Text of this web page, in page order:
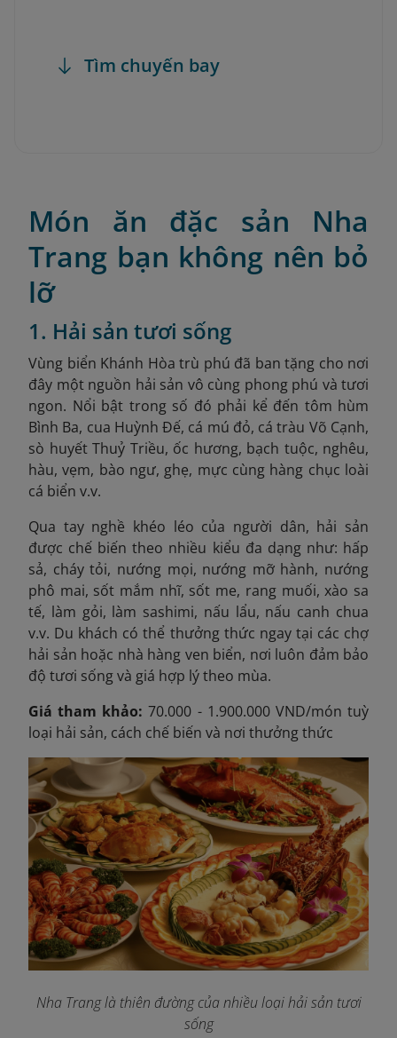
Tìm chuyến bay
Món ăn đặc sản Nha
Trang bạn không nên bỏ
lỡ
1. Hải sản tươi sống
Vùng biển Khánh Hòa trù phú đã ban tặng cho nơi
đây một nguồn hải sản vô cùng phong phú và tươi
ngon. Nổi bật trong số đó phải kể đến tôm hùm
Bình Ba, cua Huỳnh Đế, cá mú đỏ, cá tràu Võ Cạnh,
sò huyết Thuỷ Triều, ốc hương, bạch tuộc, nghêu,
hàu, vẹm, bào ngư, ghẹ, mực cùng hàng chục loài
cá biển v.v.
Qua tay nghề khéo léo của người dân, hải sản
được chế biến theo nhiều kiểu đa dạng như: hấp
sả, cháy tỏi, nướng mọi, nướng mỡ hành, nướng
phô mai, sốt mắm nhĩ, sốt me, rang muối, xào sa
tế, làm gỏi, làm sashimi, nấu lẩu, nấu canh chua
v.v. Du khách có thể thưởng thức ngay tại các chợ
hải sản hoặc nhà hàng ven biển, nơi luôn đảm bảo
độ tươi sống và giá hợp lý theo mùa.
Giá tham khảo: 70.000 - 1.900.000 VND/món tuỳ
loại hải sản, cách chế biến và nơi thưởng thức
Nha Trang là thiên đường của nhiều loại hải sản tươi
sống